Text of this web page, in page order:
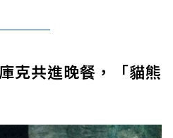
克共進晚餐，「貓熊